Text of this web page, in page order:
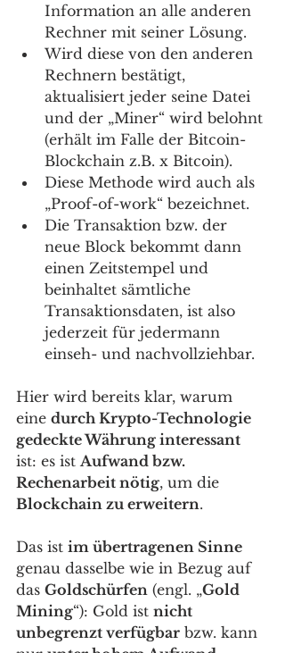
Information an alle anderen
Rechner mit seiner Lösung.
Wird diese von den anderen
Rechnern bestätigt,
aktualisiert jeder seine Datei
und der „Miner“ wird belohnt
(erhält im Falle der Bitcoin-
Blockchain z.B. x Bitcoin).
Diese Methode wird auch als
„Proof-of-work“ bezeichnet.
Die Transaktion bzw. der
neue Block bekommt dann
einen Zeitstempel und
beinhaltet sämtliche
Transaktionsdaten, ist also
jederzeit für jedermann
einseh- und nachvollziehbar.
Hier wird bereits klar, warum
eine durch Krypto-Technologie
gedeckte Währung interessant
ist: es ist Aufwand bzw.
Rechenarbeit nötig, um die
Blockchain zu erweitern.
Das ist im übertragenen Sinne
genau dasselbe wie in Bezug auf
das Goldschürfen (engl. „Gold
Mining“): Gold ist nicht
unbegrenzt verfügbar bzw. kann